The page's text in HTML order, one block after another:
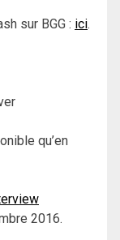
sur BGG : ici.
qu’en
2016.